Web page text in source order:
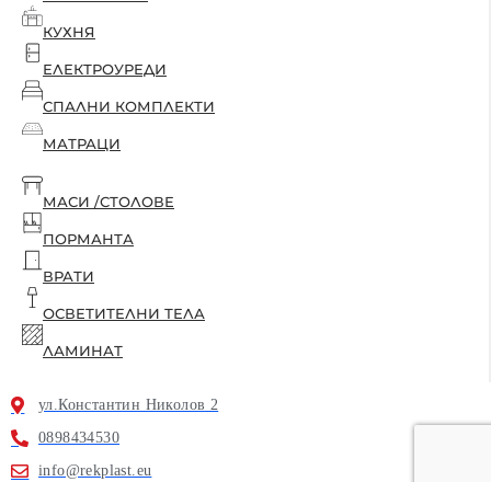
КУХНЯ
ЕЛЕКТРОУРЕДИ
СПАЛНИ КОМПЛЕКТИ
МАТРАЦИ
МАСИ /СТОЛОВЕ
ПОРМАНТА
ВРАТИ
ОСВЕТИТЕЛНИ ТЕЛА
ЛАМИНАТ
ул.Константин Николов 2
0898434530
info@rekplast.eu